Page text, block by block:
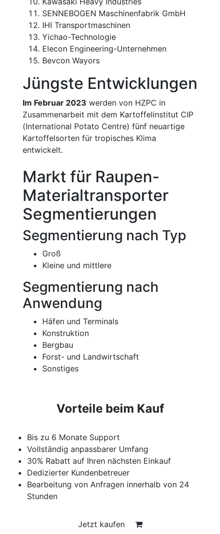
SENNEBOGEN Maschinenfabrik GmbH
IHI Transportmaschinen
Yichao-Technologie
Elecon Engineering-Unternehmen
Bevcon Wayors
Jüngste Entwicklungen
Im Februar 2023 werden von HZPC in
Zusammenarbeit mit dem Kartoffelinstitut CIP
(International Potato Centre) fünf neuartige
Kartoffelsorten für tropisches Klima
entwickelt.
Markt für Raupen-
Materialtransporter
Segmentierungen
Segmentierung nach Typ
Groß
Kleine und mittlere
Segmentierung nach
Anwendung
Häfen und Terminals
Konstruktion
Bergbau
Forst- und Landwirtschaft
Sonstiges
Vorteile beim Kauf
Bis zu 6 Monate Support
Vollständig anpassbarer Umfang
30% Rabatt auf Ihren nächsten Einkauf
Dedizierter Kundenbetreuer
Bearbeitung von Anfragen innerhalb von 24
Stunden
Jetzt kaufen